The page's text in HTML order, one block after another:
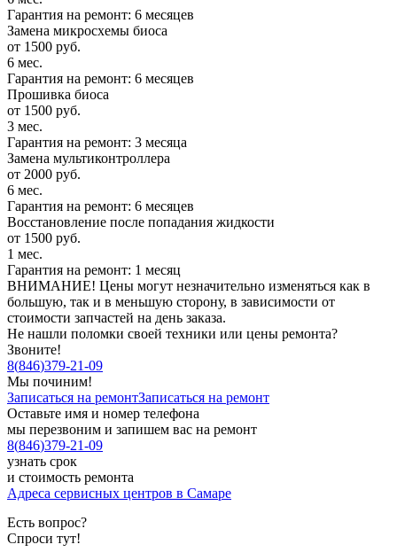
Гарантия на ремонт: 6 месяцев
Замена микросхемы биоса
от 1500 руб.
6 мес.
Гарантия на ремонт: 6 месяцев
Прошивка биоса
от 1500 руб.
3 мес.
Гарантия на ремонт: 3 месяца
Замена мультиконтроллера
от 2000 руб.
6 мес.
Гарантия на ремонт: 6 месяцев
Восстановление после попадания жидкости
от 1500 руб.
1 мес.
Гарантия на ремонт: 1 месяц
ВНИМАНИЕ! Цены могут незначительно изменяться как в
большую, так и в меньшую сторону, в зависимости от
стоимости запчастей на день заказа.
Не нашли поломки своей техники или цены ремонта?
Звоните!
8(846)379-21-09
Мы починим!
Записаться на ремонтЗаписаться на ремонт
Оставьте имя и номер телефона
мы перезвоним и запишем вас на ремонт
8(846)379-21-09
узнать срок
и стоимость ремонта
Адреса сервисных центров в Самаре
Есть вопрос?
Спроси тут!